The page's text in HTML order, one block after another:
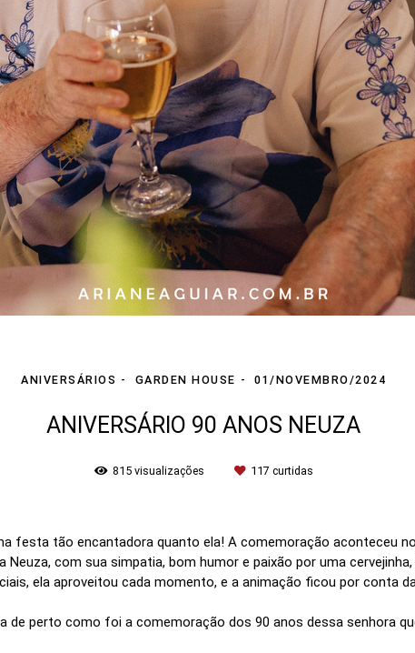
ANIVERSÁRIOS GARDEN HOUSE 01/NOVEMBRO/2024
ANIVERSÁRIO 90 ANOS NEUZA
815visualizações 117 curtidas
festa tão encantadora quanto ela! A comemoração aconteceu
Neuza, com sua simpatia, bom humor e paixão por uma
ela aproveitou cada momento, e a animação ficou por conta
de perto como foi a comemoração dos 90 anos dessa senhora